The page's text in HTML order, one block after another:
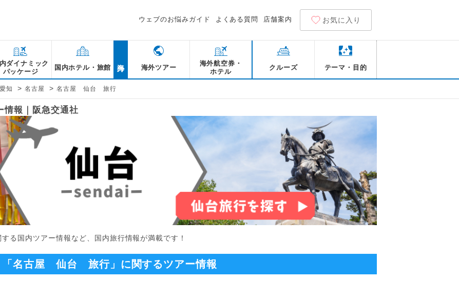
ウェブのお悩みガイド よくある質問 店舗案内 お気に入り
ダイナミック
パッケージ
国内ホテル・旅館 海外ツアー
海外航空券・
ホテル
クルーズ テーマ・目的
愛知 > 名古屋 > 名古屋 仙台 旅行
情報｜阪急交通社
る国内ツアー情報など、国内旅行情報が満載です！
「名古屋 仙台 旅行」に関するツアー情報